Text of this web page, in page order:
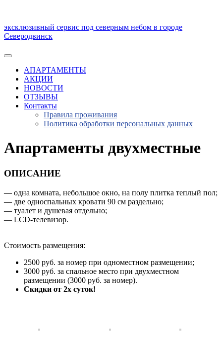
content
эксклюзивный сервис под северным небом в городе
Северодвинск
АПАРТАМЕНТЫ
АКЦИИ
НОВОСТИ
ОТЗЫВЫ
Контакты
Правила проживания
Политика обработки персональных данных
Апартаменты двухместные
ОПИСАНИЕ
— одна комната, небольшое окно, на полу плитка теплый пол;
— две односпальных кровати 90 см раздельно;
— туалет и душевая отдельно;
— LCD-телевизор.
Стоимость размещения:
2500 руб. за номер при одноместном размещении;
3000 руб. за спальное место при двухместном
размещении (3000 руб. за номер).
Скидки от 2х суток!